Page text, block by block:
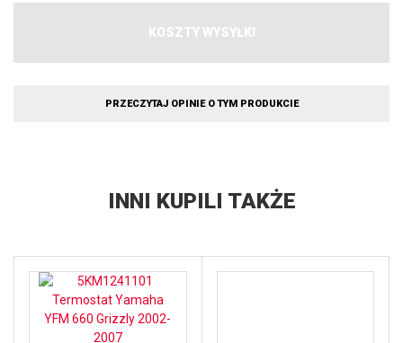
KOSZTY WYSYŁKI
PRZECZYTAJ OPINIE O TYM PRODUKCIE
INNI KUPILI TAKŻE